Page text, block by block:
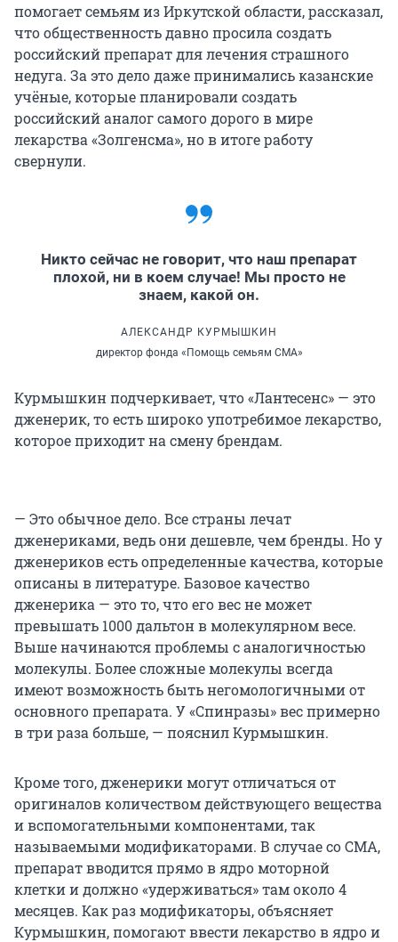
помогает семьям из Иркутской области, рассказал,
что общественность давно просила создать
российский препарат для лечения страшного
недуга. За это дело даже принимались казанские
учёные, которые планировали создать
российский аналог самого дорого в мире
лекарства «Золгенсма», но в итоге работу
свернули.
Никто сейчас не говорит, что наш препарат
плохой, ни в коем случае! Мы просто не
знаем, какой он.
АЛЕКСАНДР КУРМЫШКИН
директор фонда «Помощь семьям СМА»
Курмышкин подчеркивает, что «Лантесенс» — это
дженерик, то есть широко употребимое лекарство,
которое приходит на смену брендам.
— Это обычное дело. Все страны лечат
дженериками, ведь они дешевле, чем бренды. Но у
дженериков есть определенные качества, которые
описаны в литературе. Базовое качество
дженерика — это то, что его вес не может
превышать 1000 дальтон в молекулярном весе.
Выше начинаются проблемы с аналогичностью
молекулы. Более сложные молекулы всегда
имеют возможность быть негомологичными от
основного препарата. У «Спинразы» вес примерно
в три раза больше, — пояснил Курмышкин.
Кроме того, дженерики могут отличаться от
оригиналов количеством действующего вещества
и вспомогательными компонентами, так
называемыми модификаторами. В случае со СМА,
препарат вводится прямо в ядро моторной
клетки и должно «удерживаться» там около 4
месяцев. Как раз модификаторы, объясняет
Курмышкин, помогают ввести лекарство в ядро и